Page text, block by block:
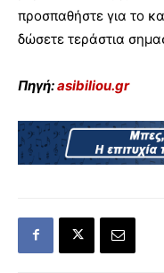
προσπαθήστε για το
δώσετε τεράστια
Πηγή:asibiliou.gr